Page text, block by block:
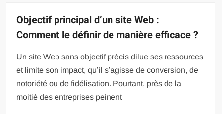
Objectif principal d’un site Web :
Comment le définir de manière efficace ?
Un site Web sans objectif précis dilue ses ressources
et limite son impact, qu’il s’agisse de conversion, de
notoriété ou de fidélisation. Pourtant, près de la
moitié des entreprises peinent